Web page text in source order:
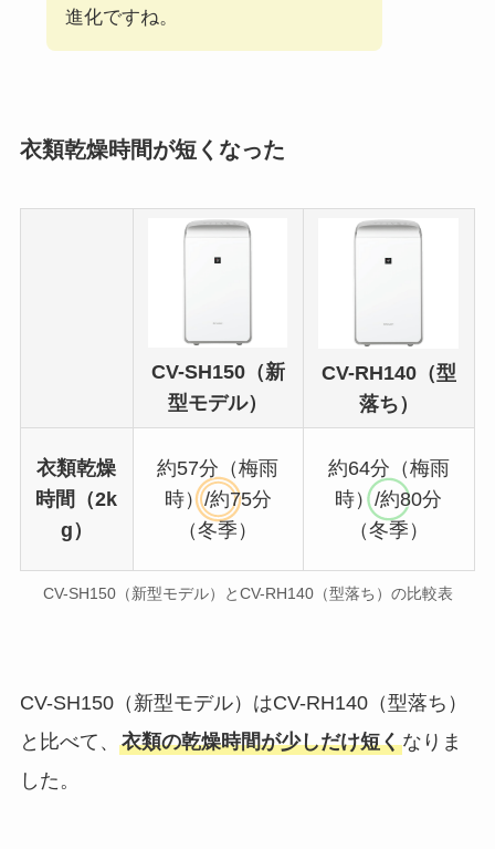
進化ですね。
衣類乾燥時間が短くなった
CV-SH150（新
型モデル）
CV-RH140（型
落ち）
衣類乾燥
時間（2k
g）
約57分（梅雨
時）/約75分
（冬季）
約64分（梅雨
時）/約80分
（冬季）
CV-SH150（新型モデル）とCV-RH140（型落ち）の比較表
CV-SH150（新型モデル）はCV-RH140（型落ち）
と比べて、 衣類の乾燥時間が少しだけ短くなりま
した。